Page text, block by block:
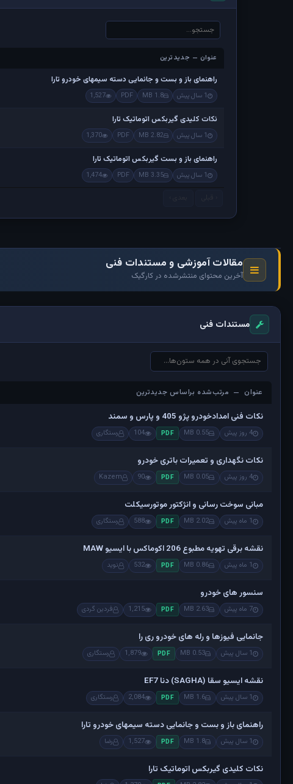
عنوان — جدیدترین
راهنمای باز و بست و جانمایی دسته سیمهای خودرو تارا
1 سال پیش 1.8 MB
PDF
1,527
نکات کلیدی گیربکس اتوماتیک تارا
1 سال پیش 2.82 MB
PDF
1,370
راهنمای باز و بست گیربکس اتوماتیک تارا
1 سال پیش 3.35 MB
PDF
1,474
مقالات آموزشی و مستندات فنی
آخرین محتوای منتشرشده در کارگیک
مستندات فنی
عنوان — مرتب‌شده براساس جدیدترین
عنوان — مرتب‌شده براساس جدیدترین
نکات فنی امدادخودرو پژو 405 و پارس و سمند
4 روز پیش 0.55 MB
PDF
104 رستگاری
نکات نگهداری و تعمیرات باتری خودرو
4 روز پیش 0.05 MB
PDF
90
Kazem
مبانی سوخت رسانی و انژکتور موتورسیکلت
1 ماه پیش 2.02 MB
PDF
588 رستگاری
نقشه برقی تهویه مطبوع 206 اکوماکس با ایسیو MAW
1 ماه پیش 0.86 MB
PDF
532 نوید
سنسور های خودرو
7 ماه پیش 2.63 MB
PDF
1,215 فردین گردی
جانمایی فیوزها و رله های خودرو ری را
1 سال پیش 0.53 MB
PDF
1,879 رستگاری
نقشه ایسیو سقا (SAGHA) دنا EF7
1 سال پیش 1.6 MB
PDF
2,084 رستگاری
راهنمای باز و بست و جانمایی دسته سیمهای خودرو تارا
1 سال پیش 1.8 MB
PDF
1,527 رضا
نکات کلیدی گیربکس اتوماتیک تارا